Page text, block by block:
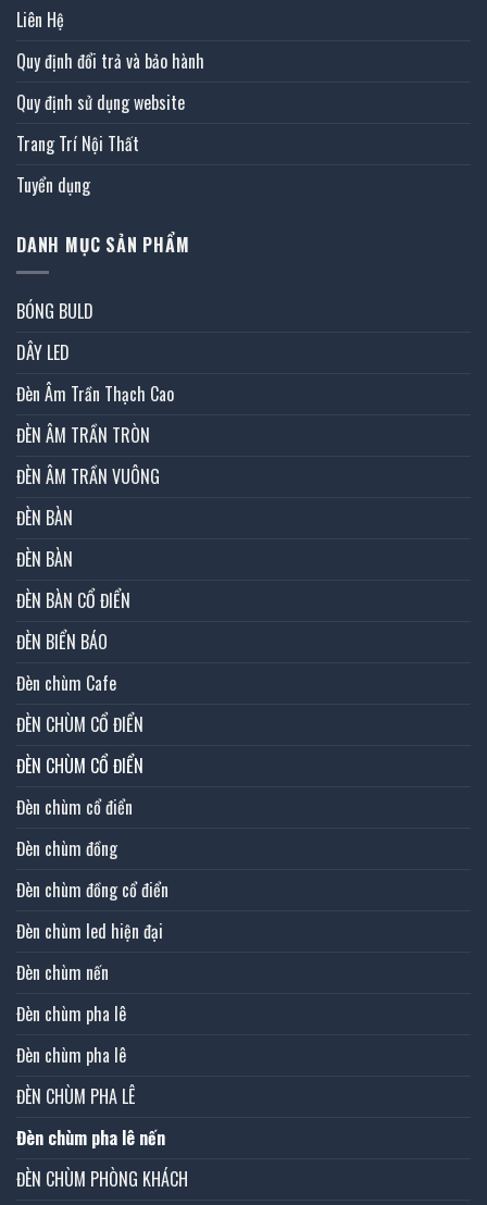
Liên Hệ
Quy định đổi trả và bảo hành
Quy định sử dụng website
Trang Trí Nội Thất
Tuyển dụng
DANH MỤC SẢN PHẨM
BÓNG BULD
DÂY LED
Đèn Âm Trần Thạch Cao
ĐÈN ÂM TRẦN TRÒN
ĐÈN ÂM TRẦN VUÔNG
ĐÈN BÀN
ĐÈN BÀN
ĐÈN BÀN CỔ ĐIỂN
ĐÈN BIỂN BÁO
Đèn chùm Cafe
ĐÈN CHÙM CỔ ĐIỂN
ĐÈN CHÙM CỔ ĐIỂN
Đèn chùm cổ điển
Đèn chùm đồng
Đèn chùm đồng cổ điển
Đèn chùm led hiện đại
Đèn chùm nến
Đèn chùm pha lê
Đèn chùm pha lê
ĐÈN CHÙM PHA LÊ
Đèn chùm pha lê nến
ĐÈN CHÙM PHÒNG KHÁCH